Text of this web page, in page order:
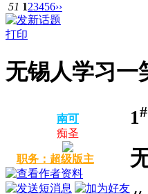
51 123456››
打印
无锡人学习
南可
痴圣
职务：超级版主
1#